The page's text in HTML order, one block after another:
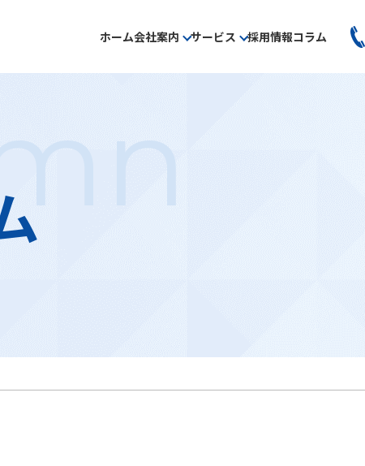
ホーム会社案内 サービス 採用情報コラム